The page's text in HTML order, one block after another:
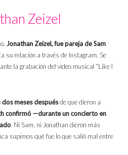
Zeizel
Jonathan Zeizel, fue pareja de Sam
su relación a través de Instagram. Se
la grabación del video musical “Like I
dos meses despuésde que dieron a
confirmó —durante un concierto en
. Ni Sam, ni Jonathan dieron más
supimos qué fue lo que salió mal entre